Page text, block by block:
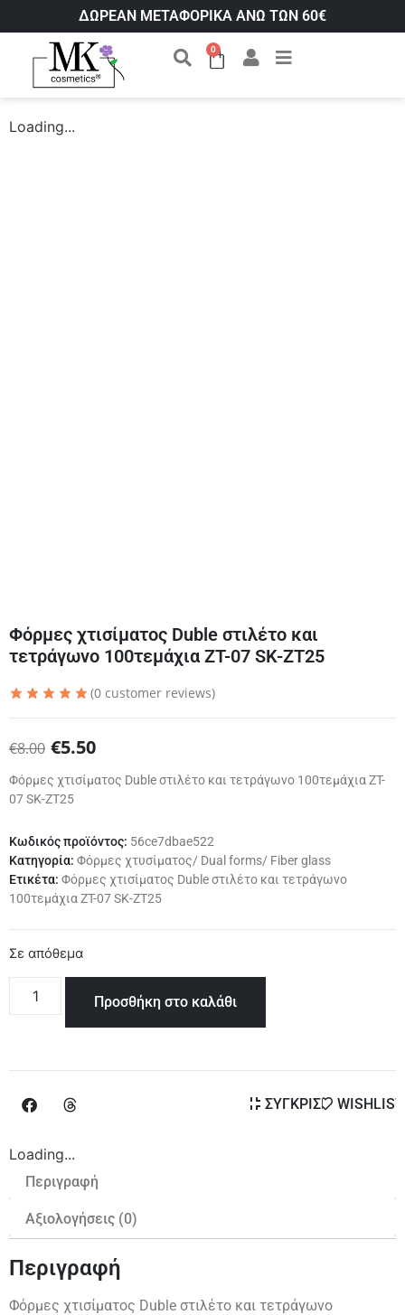
ΔΩΡΕΑΝ ΜΕΤΑΦΟΡΙΚΑ ΑΝΩ ΤΩΝ 60€
0
Loading...
Φόρμες χτισίματος Duble στιλέτο και
τετράγωνο 100τεμάχια ZT-07 SK-ZT25
(0 customer reviews)
€8.00 €5.50
Φόρμες χτισίματος Duble στιλέτο και τετράγωνο 100τεμάχια ZT-
07 SK-ZT25
Κωδικός προϊόντος: 56ce7dbae522
Κατηγορία: Φόρμες χτυσίματος/ Dual forms/ Fiber glass
Ετικέτα: Φόρμες χτισίματος Duble στιλέτο και τετράγωνο
100τεμάχια ZT-07 SK-ZT25
Σε απόθεμα
Προσθήκη στο καλάθι
ΣΥΓΚΡΙΣΗ WISHLIST
Loading...
Περιγραφή
Αξιολογήσεις (0)
Περιγραφή
Φόρμες χτισίματος Duble στιλέτο και τετράγωνο